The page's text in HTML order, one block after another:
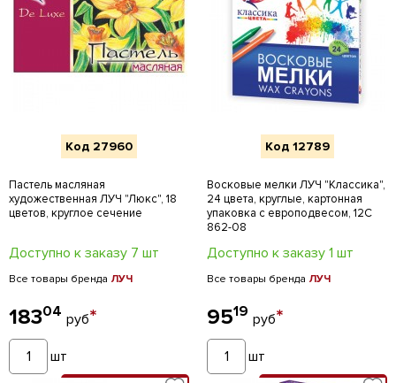
Код 27960
Пастель масляная
художественная ЛУЧ "Люкс", 18
цветов, круглое сечение
Доступно к заказу 7 шт
Все товары бренда ЛУЧ
18304 руб*
шт
Код 12789
Восковые мелки ЛУЧ "Классика",
24 цвета, круглые, картонная
упаковка с европодвесом, 12С
862-08
Доступно к заказу 1 шт
Все товары бренда ЛУЧ
9519 руб*
шт